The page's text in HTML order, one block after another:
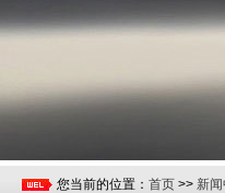
您当前的位置： 首页 >> 新